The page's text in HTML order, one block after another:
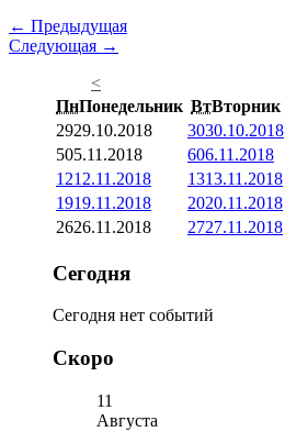
← Предыдущая
Следующая →
<
ПнПонедельник ВтВторник
2929.10.2018 3030.10.2018
505.11.2018 606.11.2018
1212.11.2018 1313.11.2018
1919.11.2018 2020.11.2018
2626.11.2018 2727.11.2018
Сегодня
Сегодня нет событий
Скоро
11
Августа